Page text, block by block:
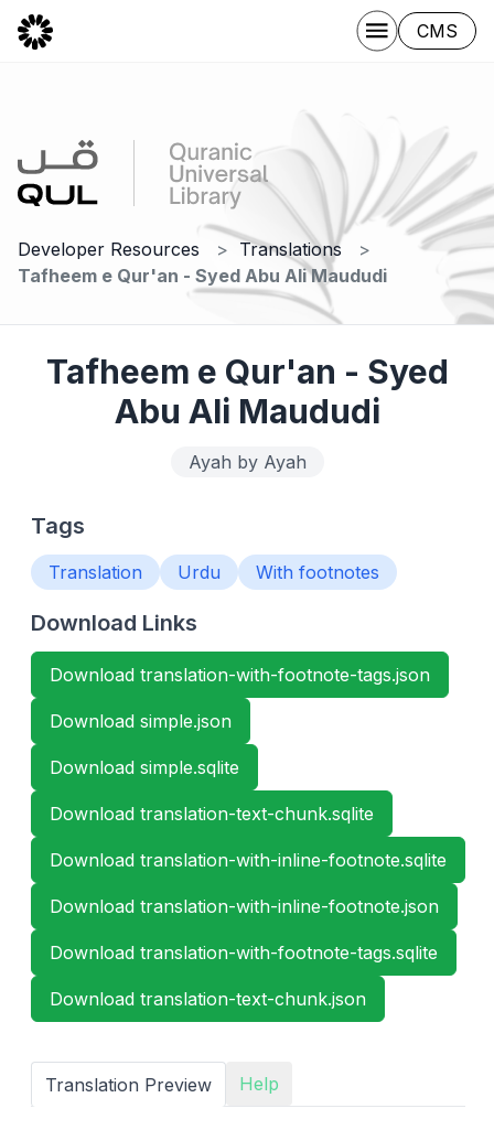
CMS
Developer Resources
Translations
Tafheem e Qur'an - Syed Abu Ali Maududi
Tafheem e Qur'an - Syed
Abu Ali Maududi
Ayah by Ayah
Tags
Translation Urdu With footnotes
Download Links
Download translation-with-footnote-tags.json
Download simple.json
Download simple.sqlite
Download translation-text-chunk.sqlite
Download translation-with-inline-footnote.sqlite
Download translation-with-inline-footnote.json
Download translation-with-footnote-tags.sqlite
Download translation-text-chunk.json
Translation Preview Help